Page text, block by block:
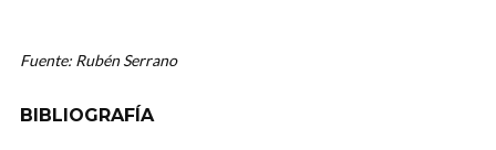
Fuente: Rubén Serrano
BIBLIOGRAFÍA